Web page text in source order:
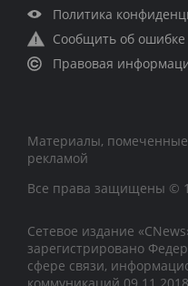
Политика
Сообщить об ошибке
Правовая
Материалы, помеченные
рекламой
Все права защищены ©
Сетевое издание
зарегистрировано
сфере связи,